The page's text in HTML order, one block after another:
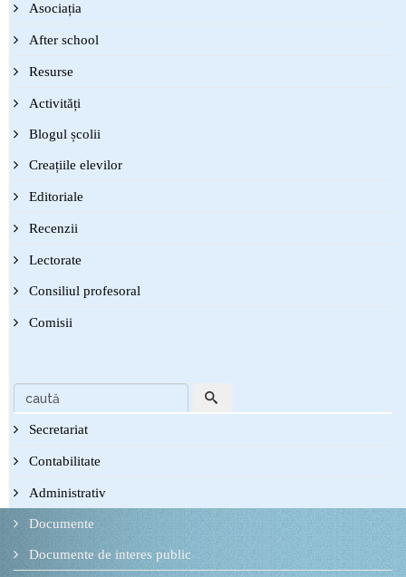
Asociația
After school
Resurse
Activități
Blogul școlii
Creațiile elevilor
Editoriale
Recenzii
Lectorate
Consiliul profesoral
Comisii
Secretariat
Contabilitate
Administrativ
Documente
Documente de interes public